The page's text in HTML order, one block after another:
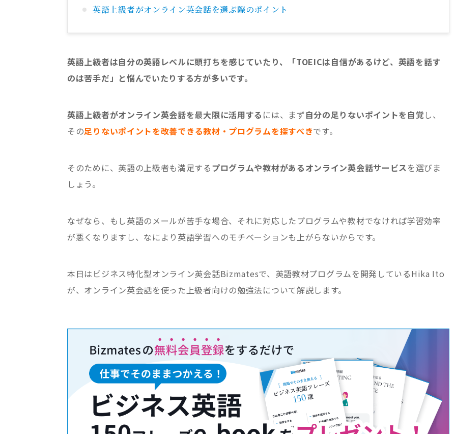
英語上級者がオンライン英会話を選ぶ際のポイント
英語上級者は自分の英語レベルに頭打ちを感じていたり、「TOEICは自信があるけど、英語を話す
のは苦手だ」と悩んでいたりする方が多いです。
英語上級者がオンライン英会話を最大限に活用する には、まず自分の足りないポイントを自覚し、
その足りないポイントを改善できる教材・プログラムを探すべきです。
そのために、英語の上級者も満足するプログラムや教材があるオンライン英会話サービスを選びま
しょう。
なぜなら、もし英語のメールが苦手な場合、それに対応したプログラムや教材でなければ学習効率
が悪くなりますし、なにより英語学習へのモチベーションも上がらないからです。
本日はビジネス特化型オンライン英会話Bizmatesで、英語教材プログラムを開発しているHika Ito
が、オンライン英会話を使った上級者向けの勉強法について解説します。